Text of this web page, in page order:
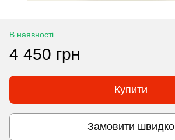
В наявності
4 450 грн
Купити
Замовити швидко